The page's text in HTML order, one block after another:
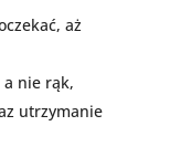
aż
nie rąk,
utrzymanie